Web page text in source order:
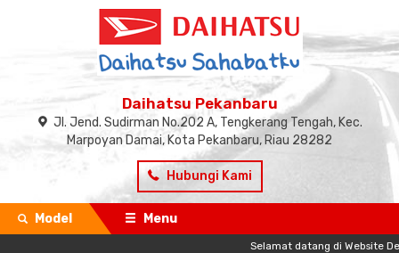
Daihatsu Pekanbaru
Jl. Jend. Sudirman No.202 A, Tengkerang Tengah, Kec.
Marpoyan Damai, Kota Pekanbaru, Riau 28282
Hubungi Kami
Model Menu
Selamat datang di Website